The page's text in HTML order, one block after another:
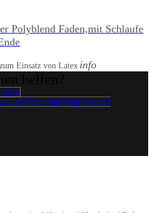
Polyblend Faden,mit Schlaufe
Einsatz von Latex info
und Schulungsmöglichkeiten